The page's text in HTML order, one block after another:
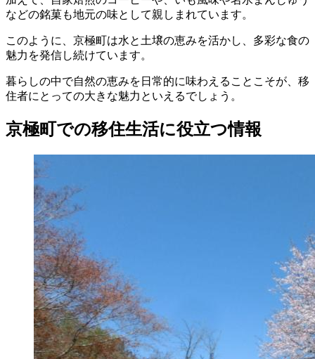
などの銘菓も地元の味として親しまれています。
このように、京極町は水と土壌の恵みを活かし、多彩な食の
魅力を発信し続けています。
暮らしの中で自然の恵みを日常的に味わえることこそが、移
住者にとっての大きな魅力といえるでしょう。
京極町での移住生活に役立つ情報